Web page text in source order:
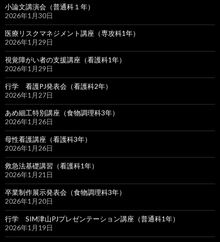
小論文講演会（普通科１年）
2026年1月30日
医療リスクマネジメント講座（専攻科1年）
2026年1月29日
視覚障がい者の支援講座（看護科1年）
2026年1月29日
行学 看護PJ発表会（看護科2年）
2026年1月27日
あめ細工特別講座（食物調理科3年）
2026年1月26日
母性看護講座（看護科3年）
2026年1月26日
救急法基礎講習（看護科1年）
2026年1月21日
卒業制作展示発表会（食物調理科3年）
2026年1月20日
行学 SIM津山PJプレゼンテーション講座（普通科1年）
2026年1月19日